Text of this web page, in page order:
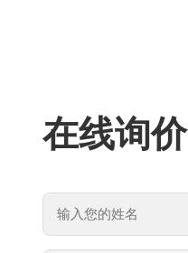
在线询价